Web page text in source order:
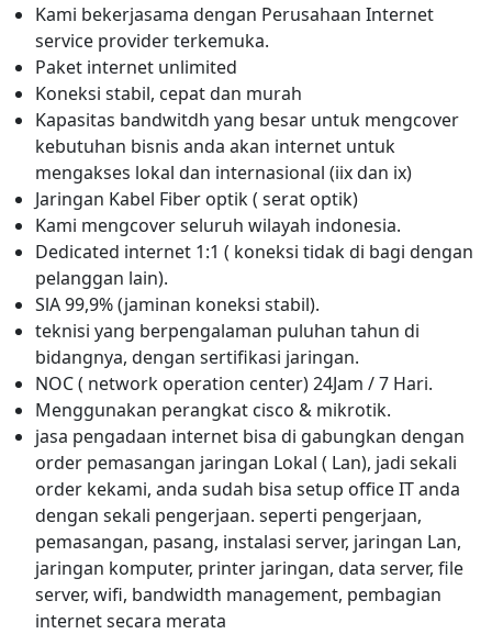
Kami bekerjasama dengan Perusahaan Internet
service provider terkemuka.
Paket internet unlimited
Koneksi stabil, cepat dan murah
Kapasitas bandwitdh yang besar untuk mengcover
kebutuhan bisnis anda akan internet untuk
mengakses lokal dan internasional (iix dan ix)
Jaringan Kabel Fiber optik ( serat optik)
Kami mengcover seluruh wilayah indonesia.
Dedicated internet 1:1 ( koneksi tidak di bagi dengan
pelanggan lain).
SlA 99,9% (jaminan koneksi stabil).
teknisi yang berpengalaman puluhan tahun di
bidangnya, dengan sertifikasi jaringan.
NOC ( network operation center) 24Jam / 7 Hari.
Menggunakan perangkat cisco & mikrotik.
jasa pengadaan internet bisa di gabungkan dengan
order pemasangan jaringan Lokal ( Lan), jadi sekali
order kekami, anda sudah bisa setup office IT anda
dengan sekali pengerjaan. seperti pengerjaan,
pemasangan, pasang, instalasi server, jaringan Lan,
jaringan komputer, printer jaringan, data server, file
server, wifi, bandwidth management, pembagian
internet secara merata